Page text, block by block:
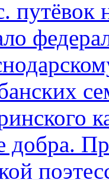
путёвок